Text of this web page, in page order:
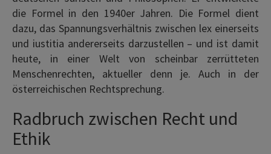
die Formel in den 1940er Jahren. Die Formel dient
dazu, das Spannungsverhältnis zwischen lex einerseits
und iustitia andererseits darzustellen – und ist damit
heute, in einer Welt von scheinbar zerrütteten
Menschenrechten, aktueller denn je. Auch in der
österreichischen Rechtsprechung.
Radbruch zwischen Recht und
Ethik